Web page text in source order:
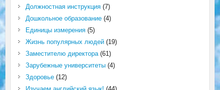
Должностная инструкция(7)
Дошкольное образование(4)
Единицы измерения(5)
Жизнь популярных людей(19)
Заместителю директора(61)
Зарубежные университеты(4)
Здоровье(12)